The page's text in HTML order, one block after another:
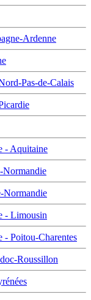
Ardenne
Pas-de-Calais
- Aquitaine
Normandie
Normandie
- Limousin
Poitou-Charentes
Roussillon